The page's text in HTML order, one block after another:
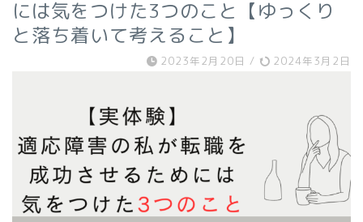
には気をつけた3つのこと【ゆっくり
と落ち着いて考えること】
2023年2月20日 / 2024年3月2日